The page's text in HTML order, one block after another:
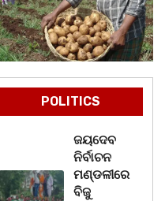
POLITICS
ଜୟଦେବ
ନିର୍ବାଚନ
ମଣ୍ଡଳୀରେ
ବିଜୁ